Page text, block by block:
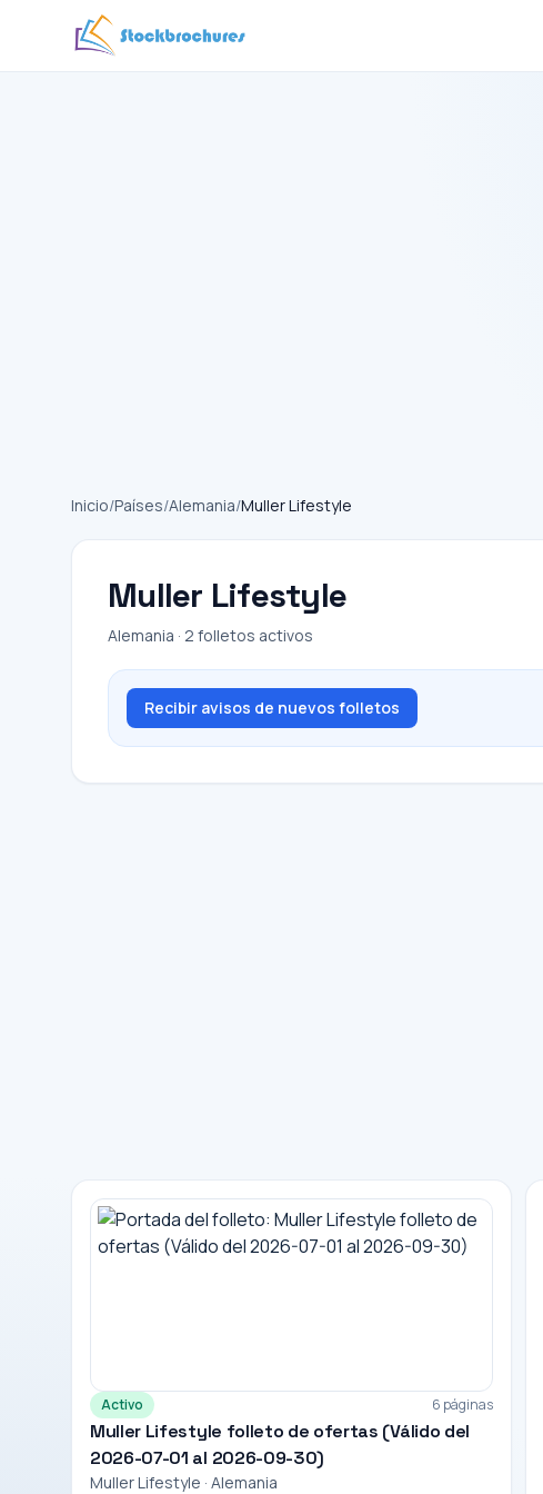
Inicio/Países/Alemania/Muller Lifestyle
Muller Lifestyle
Alemania · 2 folletos activos
Recibir avisos de nuevos folletos
Activo 6 páginas
Muller Lifestyle folleto de ofertas (Válido del
2026-07-01 al 2026-09-30)
Muller Lifestyle · Alemania